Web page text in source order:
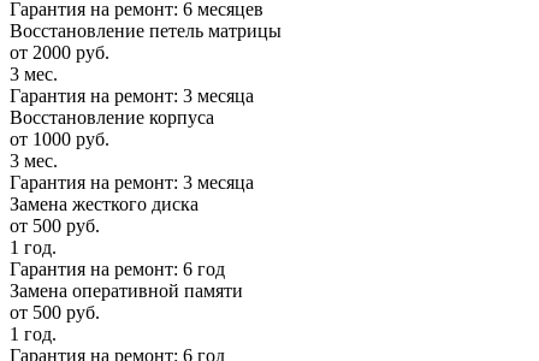
Гарантия на ремонт: 6 месяцев
Восстановление петель матрицы
от 2000 руб.
3 мес.
Гарантия на ремонт: 3 месяца
Восстановление корпуса
от 1000 руб.
3 мес.
Гарантия на ремонт: 3 месяца
Замена жесткого диска
от 500 руб.
1 год.
Гарантия на ремонт: 6 год
Замена оперативной памяти
от 500 руб.
1 год.
Гарантия на ремонт: 6 год